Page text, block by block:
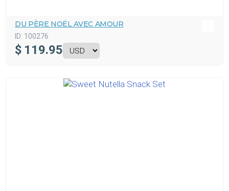
DU PÈRE NOËL AVEC AMOUR
ID: 100276
$ 119.95